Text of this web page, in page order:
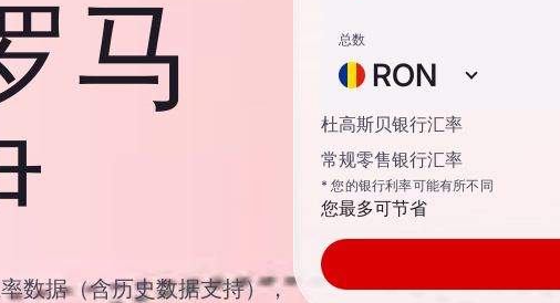
马
数据（含历史数据支持），
总数
RON
杜高斯贝银行汇率
常规零售银行汇率
* 您的银行利率可能有所不同
您最多可节省